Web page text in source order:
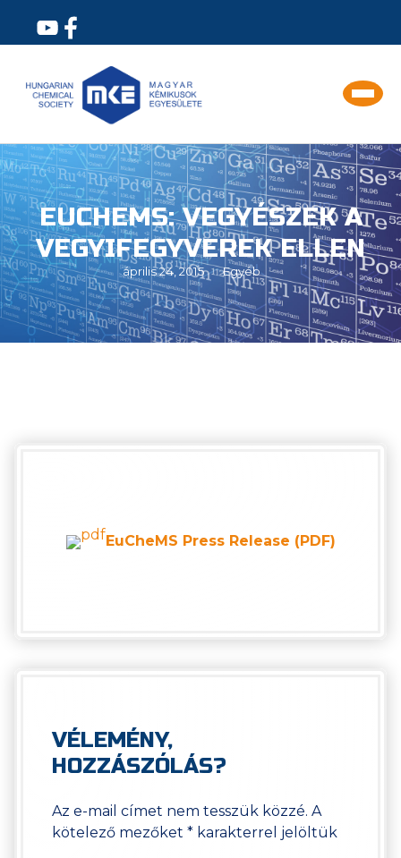
EUCHEMS: VEGYÉSZEK A
VEGYIFEGYVEREK ELLEN
április 24, 2015 Egyéb
EuCheMS Press Release (PDF)
VÉLEMÉNY,
HOZZÁSZÓLÁS?
Az e-mail címet nem tesszük közzé. A
kötelező mezőket * karakterrel jelöltük